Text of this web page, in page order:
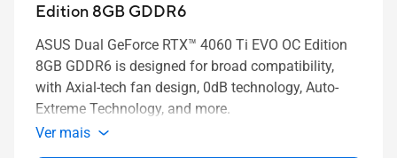
Edition 8GB GDDR6
ASUS Dual GeForce RTX™ 4060 Ti EVO OC Edition
8GB GDDR6 is designed for broad compatibility,
with Axial-tech fan design, 0dB technology, Auto-
Extreme Technology, and more.
Ver mais